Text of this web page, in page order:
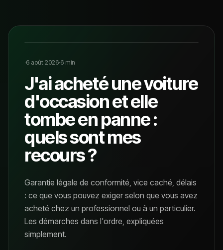
·6 août 2026·6 min
J'ai acheté une voiture
d'occasion et elle
tombe en panne :
quels sont mes
recours ?
Garantie légale de conformité, vice caché, délais
: ce que vous pouvez exiger selon que vous avez
acheté chez un professionnel ou à un particulier.
Les démarches dans l'ordre, expliquées
simplement.